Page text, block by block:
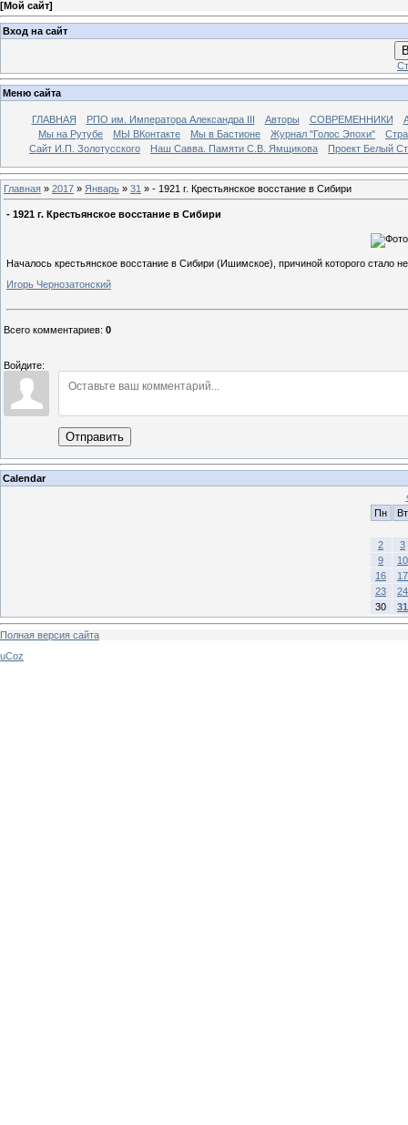
[Мой сайт]
Вход на сайт
Меню сайта
ГЛАВНАЯ РПО им. Императора Александра III Авторы СОВРЕМЕННИКИ
Мы на Рутубе
МЫ ВКонтакте Мы в Бастионе Журнал "Голос Эпохи"
Сайт И.П. Золотусского
Наш Савва. Памяти С.В. Ямщикова Проект Белый
Главная » 2017 » Январь » 31 » - 1921 г. Крестьянское восстание в Сибири
- 1921 г. Крестьянское восстание в Сибири
Началось крестьянское восстание в Сибири (Ишимское), причиной которого стало
Игорь Чернозатонский
Всего комментариев: 0
Войдите:
Отправить
Calendar
Пн
Вт
2
3
9
10
16
17
23
24
30
31
Полная версия сайта
uCoz